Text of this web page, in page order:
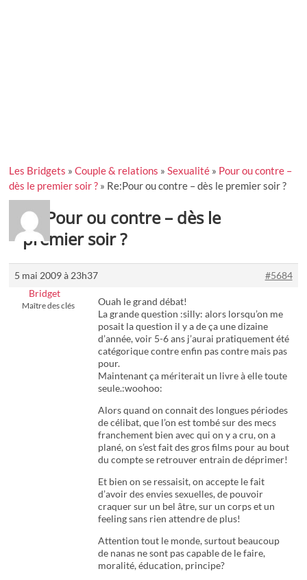
Les Bridgets »Couple & relations »Sexualité » Pour ou contre –
dès le premier soir ? » Re:Pour ou contre – dès le premier soir ?
Re:Pour ou contre – dès le
premier soir ?
5 mai 2009 à 23h37
#5684
Bridget
Maître des clés
Ouah le grand débat!
La grande question :silly: alors lorsqu’on me
posait la question il y a de ça une dizaine
d’année, voir 5-6 ans j’aurai pratiquement été
catégorique contre enfin pas contre mais pas
pour.
Maintenant ça mériterait un livre à elle toute
seule.:woohoo:
Alors quand on connait des longues périodes
de célibat, que l’on est tombé sur des mecs
franchement bien avec qui on y a cru, on a
plané, on s’est fait des gros films pour au bout
du compte se retrouver entrain de déprimer!
Et bien on se ressaisit, on accepte le fait
d’avoir des envies sexuelles, de pouvoir
craquer sur un bel âtre, sur un corps et un
feeling sans rien attendre de plus!
Attention tout le monde, surtout beaucoup
de nanas ne sont pas capable de le faire,
moralité, éducation, principe?